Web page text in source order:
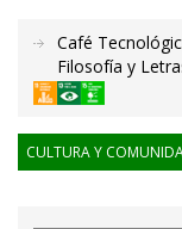
Café
Filosofía y
CULTURA Y